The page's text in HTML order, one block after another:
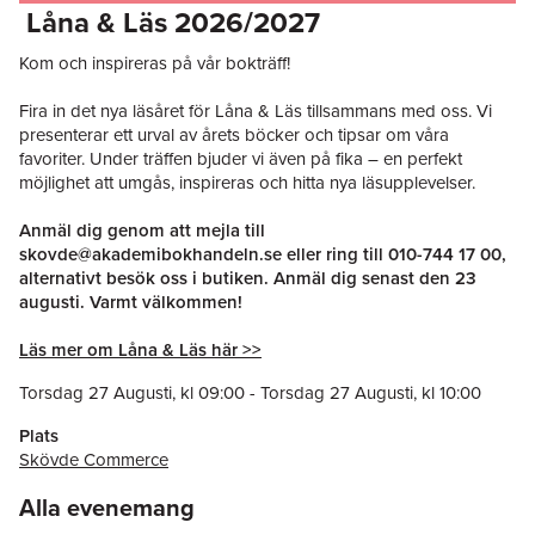
Låna & Läs 2026/2027
Kom och inspireras på vår bokträff!
Fira in det nya läsåret för Låna & Läs tillsammans med oss. Vi
presenterar ett urval av årets böcker och tipsar om våra
favoriter. Under träffen bjuder vi även på fika – en perfekt
möjlighet att umgås, inspireras och hitta nya läsupplevelser.
Anmäl dig genom att mejla till
skovde@akademibokhandeln.seeller ring till 010-744 17 00,
alternativt besök oss i butiken. Anmäl dig senast den 23
augusti. Varmt välkommen!
Läs mer om Låna & Läs här >>
Torsdag 27 Augusti, kl09:00- Torsdag 27 Augusti, kl10:00
Plats
Skövde Commerce
Alla evenemang